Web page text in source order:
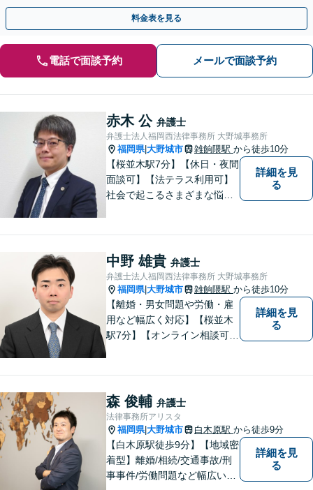
続、使い込み・寄与分など、幅広く対応
料金表を見る
電話で面談予約 メールで面談予約
赤木 公 弁護士
弁護士法人福岡西法律事務所 大野城事務所
福岡県|大野城市 雑餉隈駅 から徒歩10分
【桜並木駅7分】【休日・夜間
面談可】【法テラス利用可】
社会で起こるさまざまな悩み
す。 困りごとやご相談があり
ましたら、どうぞお気軽にお
声がけください。
詳細を見
る
中野 雄貴 弁護士
弁護士法人福岡西法律事務所 大野城事務所
福岡県|大野城市 雑餉隈駅 から徒歩10分
【離婚・男女問題や労働・雇
用など幅広く対応】【桜並木
駅7分】【オンライン相談可
上で、最適な解決策を共に考
えます。
詳細を見
る
森 俊輔 弁護士
法律事務所アリスタ
福岡県|大野城市 白木原駅 から徒歩9分
【白木原駅徒歩9分】【地域密
着型】離婚/相続/交通事故/刑
事事件/労働問題など幅広い事
詳細を見
る